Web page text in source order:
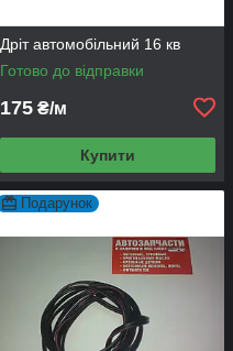
Дріт автомобільний 16 кв
Готово до відправки
175 ₴/м
Купити
Подарунок